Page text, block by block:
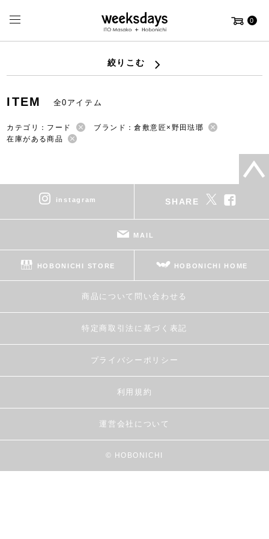
0
絞りこむ
ITEM 全0アイテム
カテゴリ：フード
ブランド：倉敷意匠×野田琺瑯
在庫がある商品
instagram SHARE
MAIL
HOBONICHI STORE HOBONICHI HOME
商品について問い合わせる
特定商取引法に基づく表記
プライバシーポリシー
利用規約
運営会社について
© HOBONICHI